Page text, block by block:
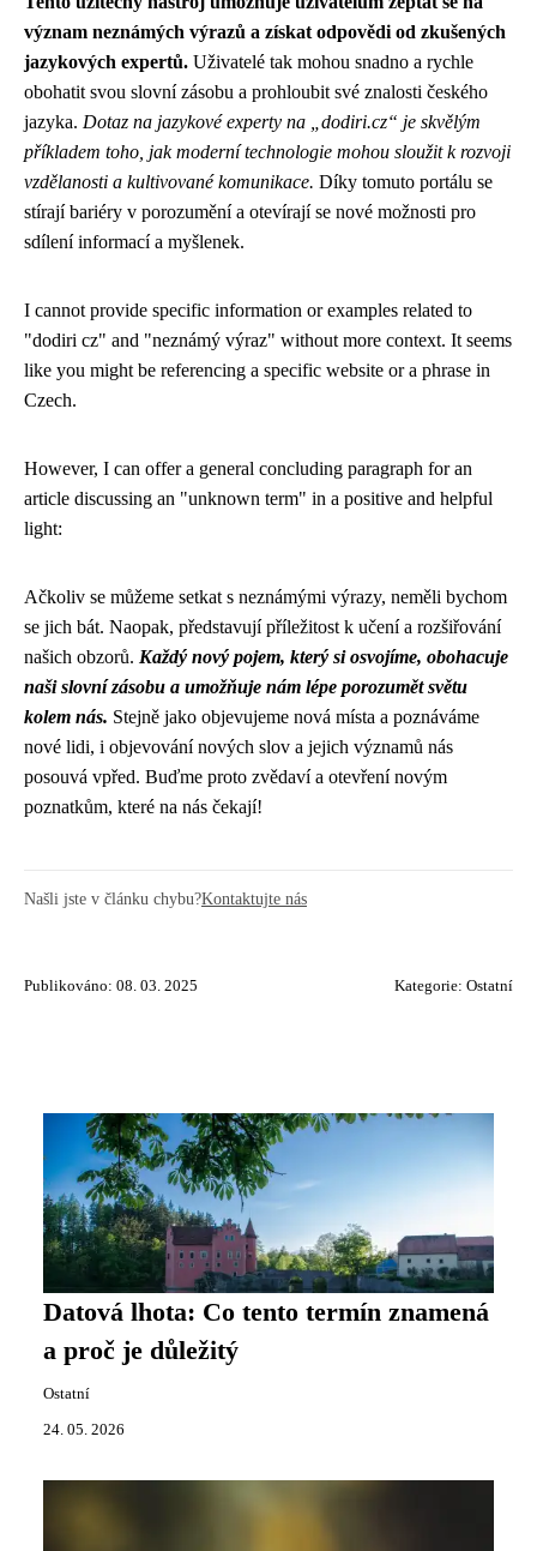
význam neznámých výrazů a získat odpovědi od zkušených
jazykových expertů. Uživatelé tak mohou snadno a rychle
obohatit svou slovní zásobu a prohloubit své znalosti českého
jazyka. Dotaz na jazykové experty na „dodiri.cz“ je skvělým
příkladem toho, jak moderní technologie mohou sloužit k rozvoji
vzdělanosti a kultivované komunikace. Díky tomuto portálu se
stírají bariéry v porozumění a otevírají se nové možnosti pro
sdílení informací a myšlenek.
I cannot provide specific information or examples related to
"dodiri cz" and "neznámý výraz" without more context. It seems
like you might be referencing a specific website or a phrase in
Czech.
However, I can offer a general concluding paragraph for an
article discussing an "unknown term" in a positive and helpful
light:
Ačkoliv se můžeme setkat s neznámými výrazy, neměli bychom
se jich bát. Naopak, představují příležitost k učení a rozšiřování
našich obzorů. Každý nový pojem, který si osvojíme, obohacuje
naši slovní zásobu a umožňuje nám lépe porozumět světu
kolem nás. Stejně jako objevujeme nová místa a poznáváme
nové lidi, i objevování nových slov a jejich významů nás
posouvá vpřed. Buďme proto zvědaví a otevření novým
poznatkům, které na nás čekají!
Našli jste v článku chybu?Kontaktujte nás
Publikováno: 08. 03. 2025 Kategorie: Ostatní
Datová lhota: Co tento termín znamená
a proč je důležitý
Ostatní
24. 05. 2026